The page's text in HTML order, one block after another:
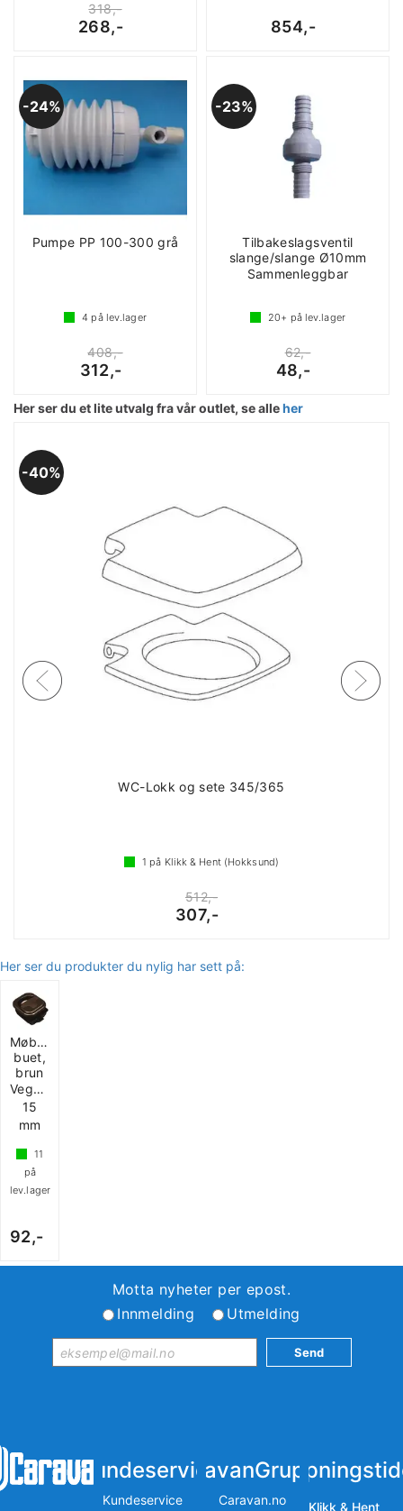
318,-
268,- 854,-
24%
Pumpe PP 100-300 grå
4 på lev.lager
408,-
312,-
23%
Tilbakeslagsventil
slange/slange Ø10mm
Sammenleggbar
20+ på lev.lager
62,-
48,-
Her ser du et lite utvalg fra vår outlet, se alleher
40%
WC-Lokk og sete 345/365
1 på Klikk & Hent (Hokksund)
512,-
307,-
Her ser du produkter du nylig har sett på:
Møbelhåndtak
buet,
brun
Veggtykkelse
15
mm
11
på
lev.lager
92,-
Motta nyheter per epost.
Innmelding
Utmelding
Kundeservice
Kundeservice
iCaravanGruppen
Caravan.no
Klikk & Hent